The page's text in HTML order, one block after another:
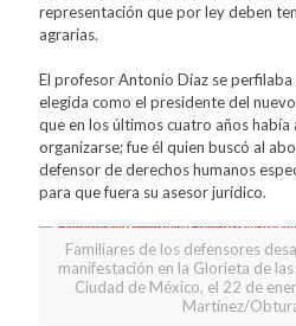
representación que por ley deben
agrarias.
El profesor Antonio Díaz se
elegida como el presidente del
que en los últimos cuatro años había
organizarse; fue él quien buscó al
defensor de derechos humanos
para que fuera su asesor jurídico.
Familiares de los defensores
manifestación en la Glorieta de
Ciudad de México, el 22 de
Martínez/